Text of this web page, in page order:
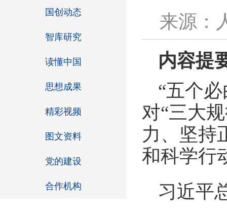
国创动态
智库研究
读懂中国
思想成果
精彩视频
图文资料
党的建设
合作机构
来源：
内容提
“五个
对“三大
力、坚持
和科学行
习近平